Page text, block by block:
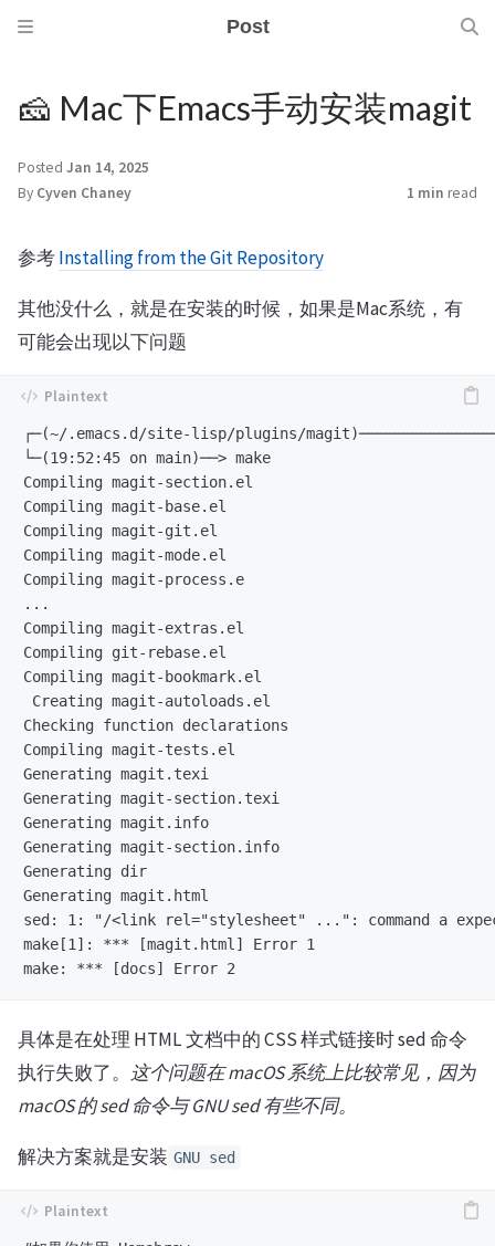
Post
🧀 Mac下Emacs手动安装magit
Posted Jan 14, 2025
By Cyven Chaney 1 min read
参考Installing from the Git Repository
其他没什么，就是在安装的时候，如果是Mac系统，有
可能会出现以下问题
┌─(~/.emacs.d/site-lisp/plugins/
└─(19:52:45 on main)──> make
Compiling magit-section.el
Compiling magit-base.el
Compiling magit-git.el
Compiling magit-mode.el
Compiling magit-process.e
...
Compiling magit-extras.el
Compiling git-rebase.el
Compiling magit-bookmark.el
Creating magit-autoloads.el
Checking function declarations
Compiling magit-tests.el
Generating magit.texi
Generating magit-section.texi
Generating magit.info
Generating magit-section.info
Generating dir
Generating magit.html
sed: 1: "/<link rel="stylesheet" ...": command a
make[1]: *** [magit.html] Error 1
具体是在处理 HTML 文档中的 CSS 样式链接时 sed 命令
执行失败了。 这个问题在 macOS 系统上比较常见，因为
macOS 的 sed 命令与 GNU sed 有些不同。
解决方案就是安装 GNU sed